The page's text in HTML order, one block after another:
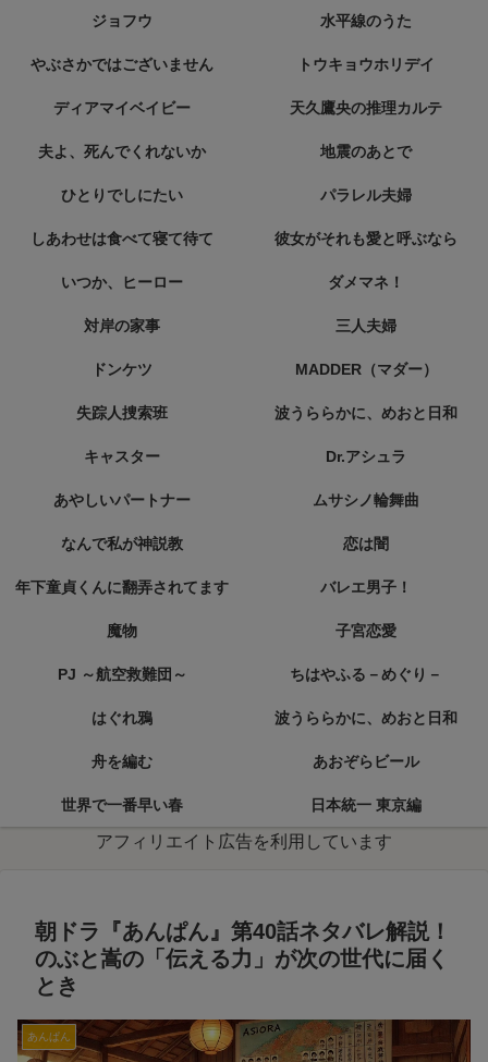
ジョフウ 水平線のうた
やぶさかではございません トウキョウホリデイ
ディアマイベイビー 天久鷹央の推理カルテ
夫よ、死んでくれないか 地震のあとで
ひとりでしにたい パラレル夫婦
しあわせは食べて寝て待て 彼女がそれも愛と呼ぶなら
いつか、ヒーロー ダメマネ！
対岸の家事 三人夫婦
ドンケツ MADDER（マダー）
失踪人捜索班 波うららかに、めおと日和
キャスター Dr.アシュラ
あやしいパートナー ムサシノ輪舞曲
なんで私が神説教 恋は闇
年下童貞くんに翻弄されてます バレエ男子！
魔物 子宮恋愛
PJ ～航空救難団～ ちはやふる－めぐり－
はぐれ鴉 波うららかに、めおと日和
舟を編む あおぞらビール
世界で一番早い春 日本統一 東京編
アフィリエイト広告を利用しています
朝ドラ『あんぱん』第40話ネタバレ解説！
のぶと嵩の「伝える力」が次の世代に届く
とき
あんぱん